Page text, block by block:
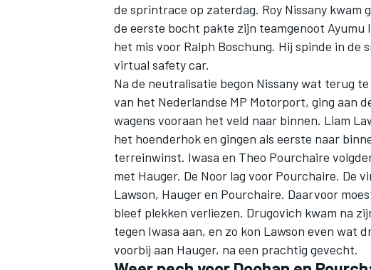
WEC DTM
de sprintrace op zaterdag. Roy Nissany kwam
de eerste bocht pakte zijn teamgenoot
het mis voor Ralph Boschung. Hij spinde in de
virtual safety car.
Na de neutralisatie begon Nissany wat terug
van het Nederlandse MP Motorport, ging aan
wagens vooraan het veld naar binnen. Liam
het hoenderhok en gingen als eerste naar
terreinwinst. Iwasa en Theo Pourchaire
met Hauger. De Noor lag voor Pourchaire.
Lawson, Hauger en Pourchaire. Daarvoor
bleef plekken verliezen. Drugovich kwam na
tegen Iwasa aan, en zo kon Lawson even wat
voorbij aan Hauger, na een prachtig gevecht.